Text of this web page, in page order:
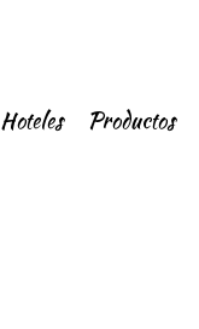
Hoteles Productos